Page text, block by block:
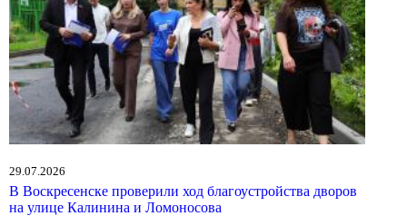
29.07.2026
В Воскресенске проверили ход благоустройства дворов
на улице Калинина и Ломоносова